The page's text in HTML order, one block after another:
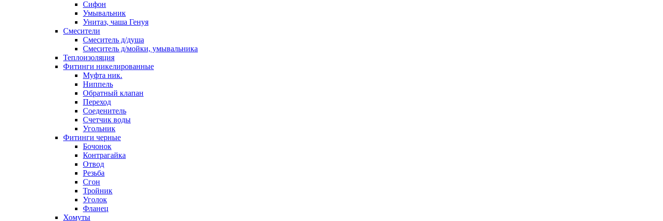
Сифон
Умывальник
Унитаз, чаша Генуя
Смесители
Смеситель д/душа
Смеситель д/мойки, умывальника
Теплоизоляция
Фитинги никелированные
Муфта ник.
Ниппель
Обратный клапан
Переход
Соеденитель
Счетчик воды
Угольник
Фитинги черные
Бочонок
Контрагайка
Отвод
Резьба
Сгон
Тройник
Уголок
Фланец
Хомуты